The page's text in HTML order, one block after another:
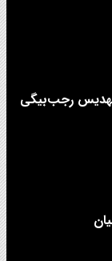
مهدیس رجب‌بیگی